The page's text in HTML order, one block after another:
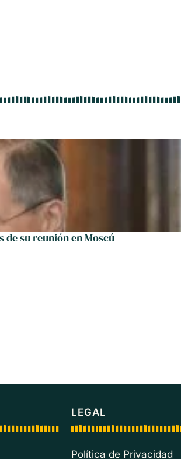
de su reunión en Moscú
LEGAL
Política de Privacidad